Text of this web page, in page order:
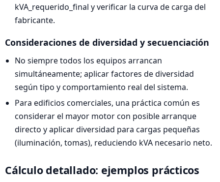
kVA_requerido_final y verificar la curva de carga del
fabricante.
Consideraciones de diversidad y secuenciación
No siempre todos los equipos arrancan
simultáneamente; aplicar factores de diversidad
según tipo y comportamiento real del sistema.
Para edificios comerciales, una práctica común es
considerar el mayor motor con posible arranque
directo y aplicar diversidad para cargas pequeñas
(iluminación, tomas), reduciendo kVA necesario neto.
Cálculo detallado: ejemplos prácticos